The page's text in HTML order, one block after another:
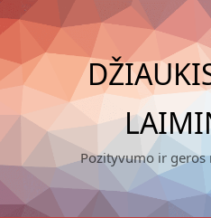
Skip
to
content
Pozityvumo ir geros